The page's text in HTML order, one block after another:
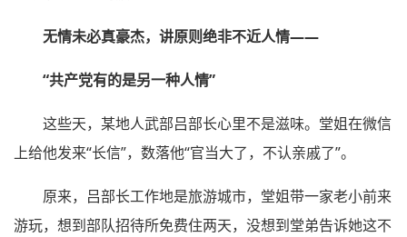
无情未必真豪杰，讲原则绝非不近人情——
“共产党有的是另一种人情”
这些天，某地人武部吕部长心里不是滋味。堂姐在微信
上给他发来“长信”，数落他“官当大了，不认亲戚了”。
原来，吕部长工作地是旅游城市，堂姐带一家老小前来
游玩，想到部队招待所免费住两天，没想到堂弟告诉她这不